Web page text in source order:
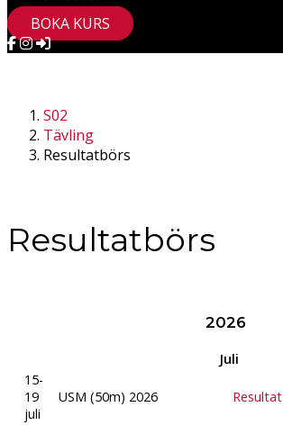
BOKA KURS
S02
Tävling
Resultatbörs
Resultatbörs
2026
Juli
15-
19
juli
USM (50m) 2026 Resultat